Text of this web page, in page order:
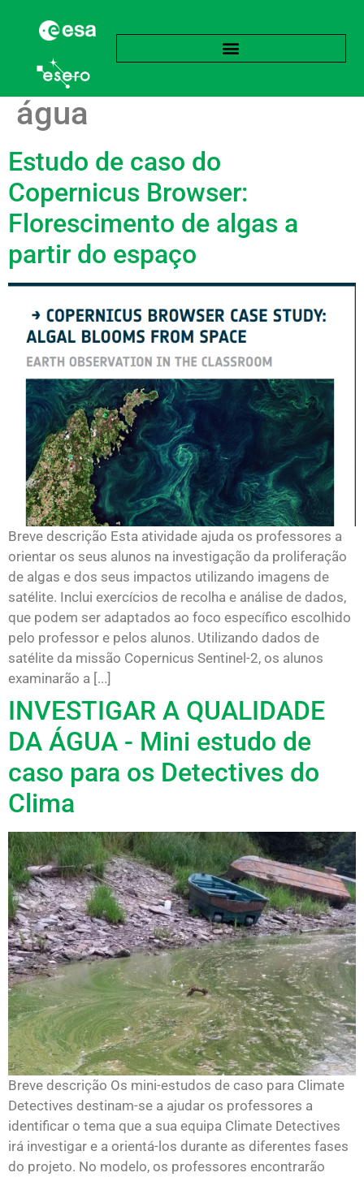
Etiqueta:Qualidade da
água
Estudo de caso do
Copernicus Browser:
Florescimento de algas a
partir do espaço
Breve descrição Esta atividade ajuda os professores a
orientar os seus alunos na investigação da proliferação
de algas e dos seus impactos utilizando imagens de
satélite. Inclui exercícios de recolha e análise de dados,
que podem ser adaptados ao foco específico escolhido
pelo professor e pelos alunos. Utilizando dados de
satélite da missão Copernicus Sentinel-2, os alunos
examinarão a [...]
INVESTIGAR A QUALIDADE
DA ÁGUA - Mini estudo de
caso para os Detectives do
Clima
Breve descrição Os mini-estudos de caso para Climate
Detectives destinam-se a ajudar os professores a
identificar o tema que a sua equipa Climate Detectives
irá investigar e a orientá-los durante as diferentes fases
do projeto. No modelo, os professores encontrarão